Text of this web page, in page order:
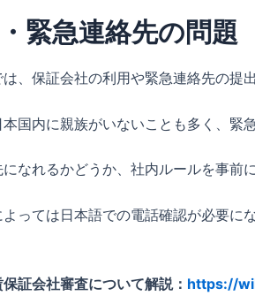
緊急連絡先の問題
、保証会社の利用や緊急連絡先の提
国内に親族がいないことも多く、緊
なれるかどうか、社内ルールを事前
っては日本語での電話確認が必要に
証会社審査について解説： https://